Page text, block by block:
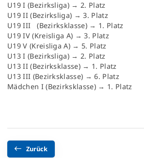
U19 I (Bezirksliga) → 2. Platz
U19 II (Bezirksliga) → 3. Platz
U19 III (Bezirksklasse) → 1. Platz
U19 IV (Kreisliga A) → 3. Platz
U19 V (Kreisliga A) → 5. Platz
U13 I (Bezirksliga) → 2. Platz
U13 II (Bezirksklasse) → 1. Platz
U13 III (Bezirksklasse) → 6. Platz
Mädchen I (Bezirksklasse) → 1. Platz
Zurück